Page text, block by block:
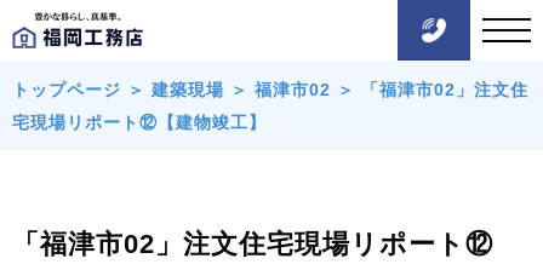
トップページ ＞ 建築現場 ＞ 福津市02 ＞
「福津市02」注文住
宅現場リポート⑫【建物竣工】
「福津市02」注文住宅現場リポート⑫